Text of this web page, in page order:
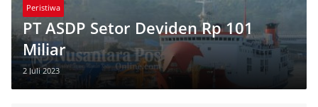
Peristiwa
PT ASDP Setor Deviden Rp 101
Miliar
2 Juli 2023